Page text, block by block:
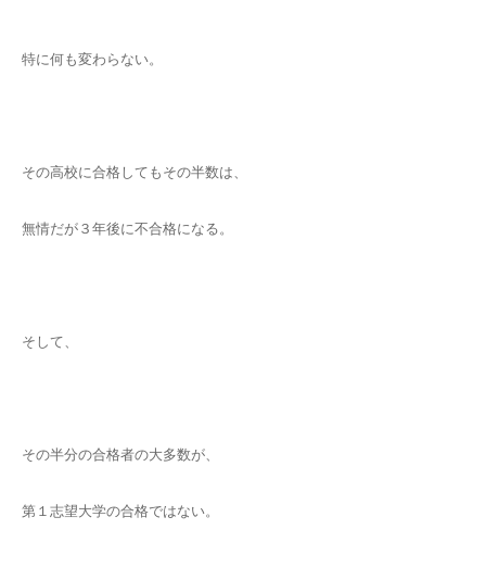
特に何も変わらない。
その高校に合格してもその半数は、
無情だが３年後に不合格になる。
そして、
その半分の合格者の大多数が、
第１志望大学の合格ではない。